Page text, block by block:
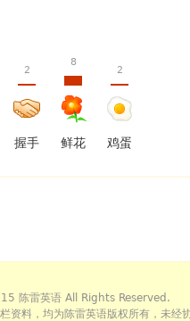
2
握手
8
鲜花
2
鸡蛋
陈雷英语 All Rights Reserved.
料，均为陈雷英语版权所有，未经